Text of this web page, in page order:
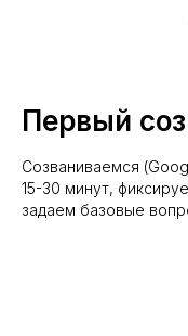
Первый
Созваниваемся
15-30 минут,
задаем базовые